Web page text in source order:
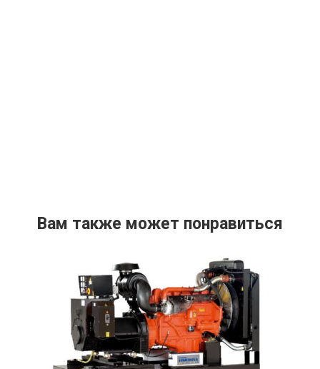
Вам также может понравиться